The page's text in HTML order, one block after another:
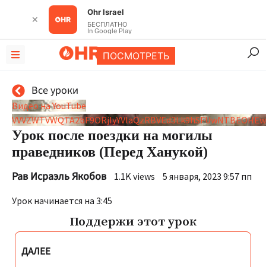
Все уроки
Видео на YouTube
VVVZWTVWQTA2bF9ORjIyYVlaQzRBVEd3Lk9hSFUwNTBEOHEw
Урок после поездки на могилы
праведников (Перед Ханукой)
Рав Исраэль Якобов 1.1K views 5 января, 2023 9:57 пп
Урок начинается на 3:45
Поддержи этот урок
ДАЛЕЕ
✕
Ohr Israel
БЕСПЛАТНО
In Google Play
ПОСМОТРЕТЬ